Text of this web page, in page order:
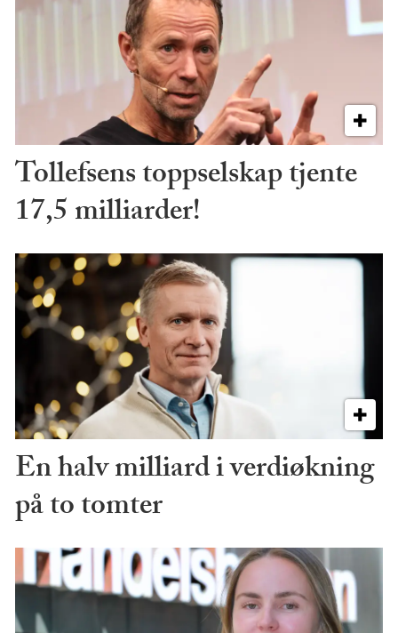
Tollefsens toppselskap tjente
17,5 milliarder!
En halv milliard i verdiøkning
på to tomter